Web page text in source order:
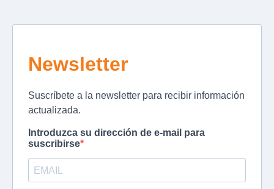
Newsletter
Suscríbete a la newsletter para recibir información
actualizada.
Introduzca su dirección de e-mail para
suscribirse